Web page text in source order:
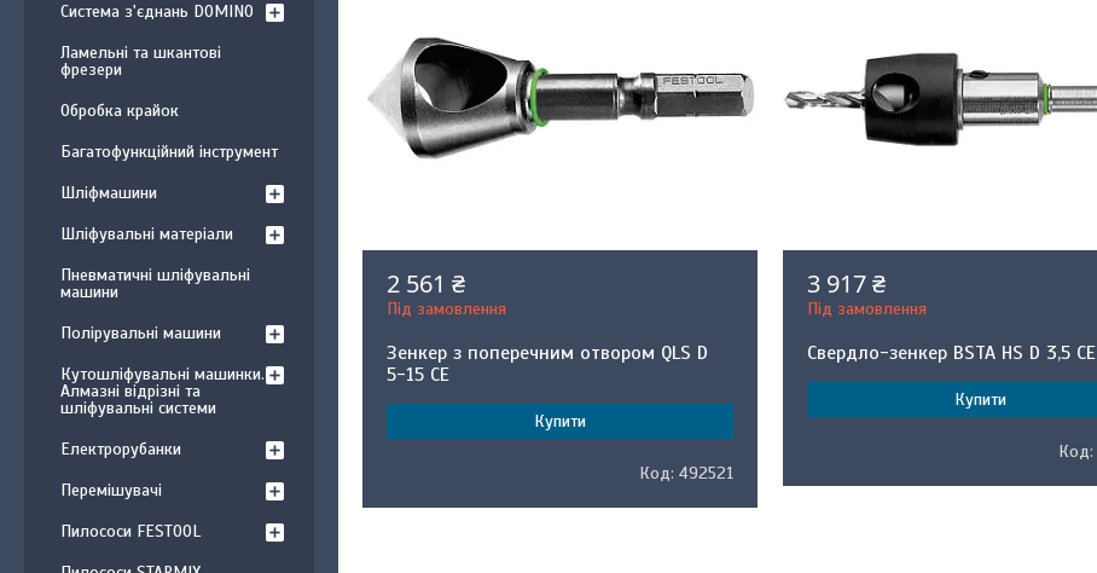
2 561 ₴
Під замовлення
Зенкер з поперечним отвором QLS D
5-15 CE
Купити
492521
3 917 ₴
Під замовлення
Свердло-зенкер BSTA HS D 3,5 CE
Купити
Система з'єднань DOMINO
Ламельні та шкантові
фрезери
Обробка крайок
Багатофункційний інструмент
Шліфмашини
Шліфувальні матеріали
Пневматичні шліфувальні
машини
Полірувальні машини
Кутошліфувальні машинки.
Алмазні відрізні та
шліфувальні системи
Електрорубанки
Перемішувачі
Пилососи FESTOOL